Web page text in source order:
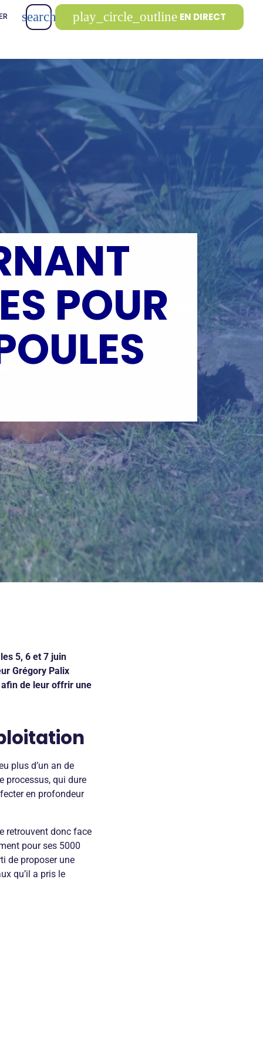
search play_circle_outline EN DIRECT
POUR
5, 6 et 7 juin
Grégory Palix
afin de leur offrir une
plus d’un an de
processus, qui dure
en profondeur
retrouvent donc face
pour ses 5000
de proposer une
qu’il a pris le